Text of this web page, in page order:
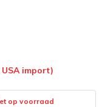
import)
op voorraad